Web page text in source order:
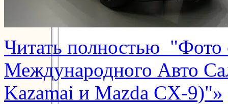
Читать полностью "Фото
Международного Авто
Kazamai и Mazda CX-9)"»